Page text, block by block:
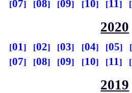
07 08 09 10 11
2020
01 02 03 04 05
07
08 09 10 11
2019